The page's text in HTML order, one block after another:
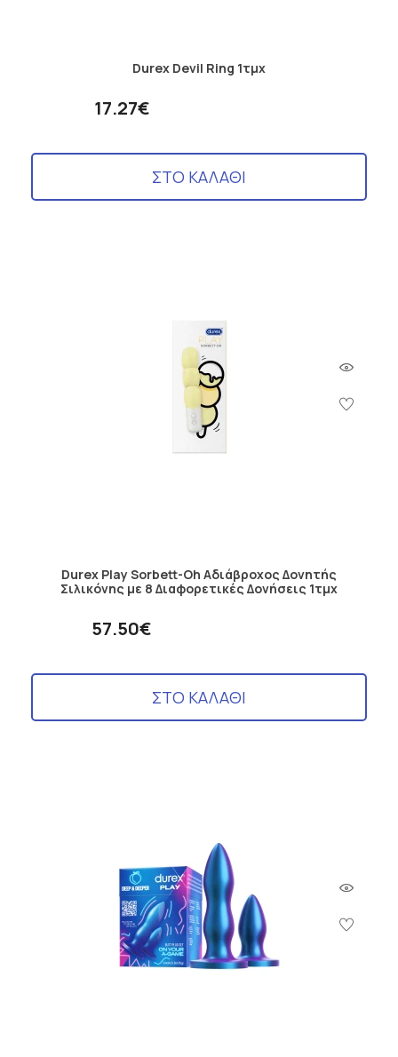
Durex Devil Ring 1τμχ
17.27€
ΣΤΟ ΚΑΛΑΘΙ
Durex Play Sorbett-Oh Αδιάβροχος Δονητής
Σιλικόνης με 8 Διαφορετικές Δονήσεις 1τμχ
57.50€
ΣΤΟ ΚΑΛΑΘΙ